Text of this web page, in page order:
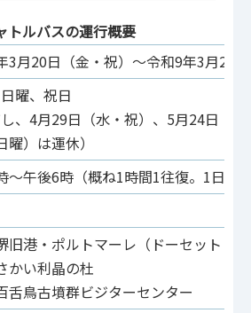
トルバスの運行概要
3月20日（金・祝）～令和9年3月28
曜、祝日
し、4月29日（水・祝）、5月24日（
曜）は運休）
～午後6時（概ね1時間1往復。1日8
旧港・ポルトマーレ（ドーセット バ
かい利晶の杜
舌鳥古墳群ビジターセンター